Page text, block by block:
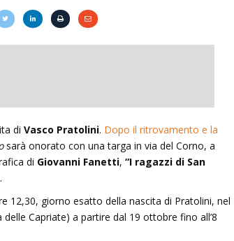
di Vasco Pratolini. Dopo il ritrovamento e la
sarà onorato con una targa in via del Corno, a
di Giovanni Fanetti, “I ragazzi di San
12,30, giorno esatto della nascita di Pratolini, nel
Capriate) a partire dal 19 ottobre fino all’8
anni di
Le indegne: romanzo di
Bazterrica
27 Dicembre 2025